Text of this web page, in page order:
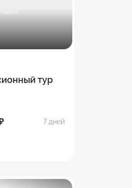
тур
7 дней